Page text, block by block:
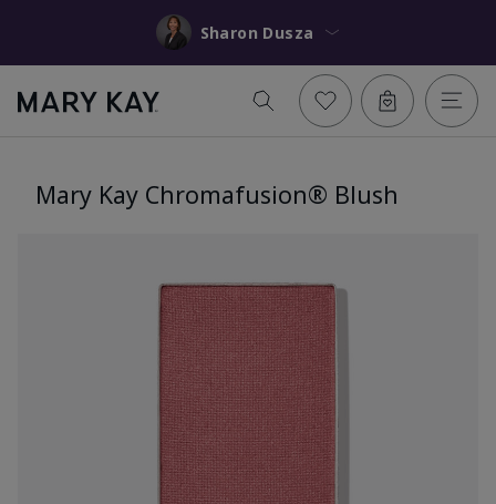
Sharon Dusza
Mary Kay Chromafusion® Blush